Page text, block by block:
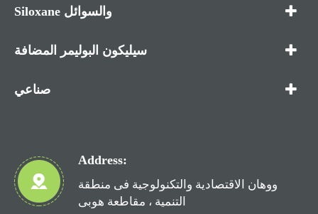
Siloxane والسوائل
سيليكون البوليمر المضافة
صناعي
Address:
ووهان الاقتصادية والتكنولوجية فى منطقة
التنمية ، مقاطعة هوبى